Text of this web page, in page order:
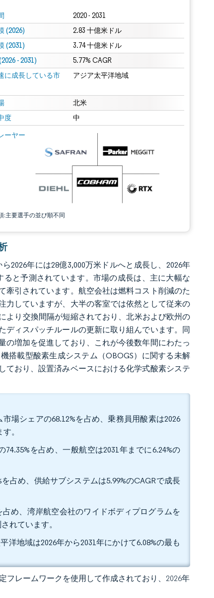
2020 - 2031
(2026) 2.83 十億米ドル
(2031) 3.74 十億米ドル
- 2031) 5.77% CAGR
に成長している市
アジア太平洋地域
北米
度 中
ーヤー
:主要選手の並び順不同
Intelligence。再利用にはCC BY 4.0の表示が必要です。
要です。
2026年には28億3,000万米ドルへと成長し、2026年
ると予測されています。市場の成長は、主に大幅な
引されています。航空会社は燃料コスト削減のた
力していますが、大半の客室では依然として従来の
より交換間隔が短縮されており、北米および欧州の
ィスパッチルールの更新に取り組んでいます。同
増加を促進しており、これが今後数年間にわたっ
搭載型酸素生成システム（OBOGS）に関する未解
おり、設置済みベースにおける化学式酸素システ
場シェアの68.12%を占め、乗務員用酸素は2026
。
を占め、一般航空は2031年までに6.24%の
占め、供給サブシステムは5.99%のCAGRで成長
め、湾岸航空会社のワイドボディプログラムを
れています。
洋地域は2026年から2031年にかけて6.08%の最も
フレームワークを使用して作成されており、2026年